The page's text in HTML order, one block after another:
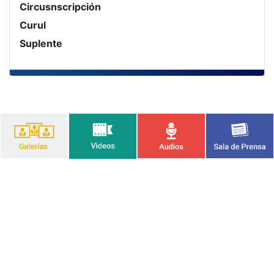
Circusnscripción
Curul
Suplente